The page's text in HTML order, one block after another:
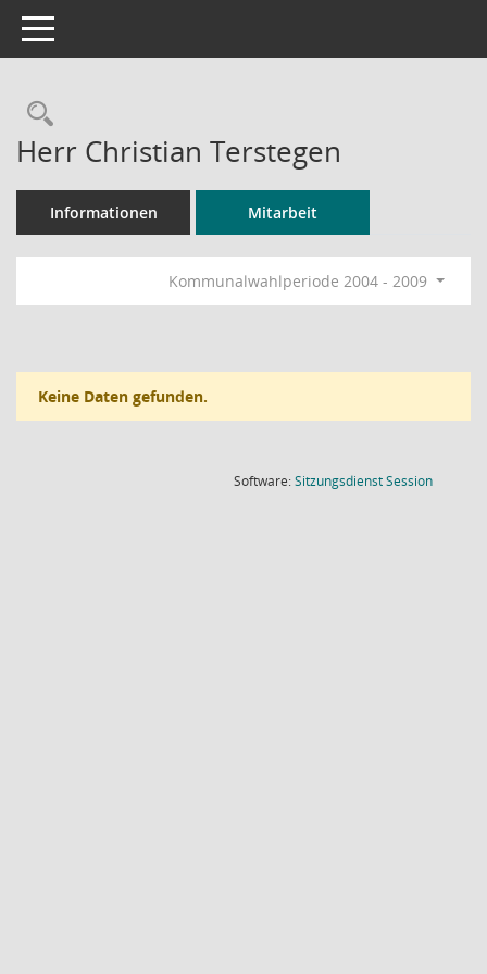
Toggle navigation
Rechercheauswahl
Herr Christian Terstegen
Informationen Mitarbeit
Kommunalwahlperiode 2004 - 2009
Keine Daten gefunden.
Software:SitzungsdienstSession(Wird in